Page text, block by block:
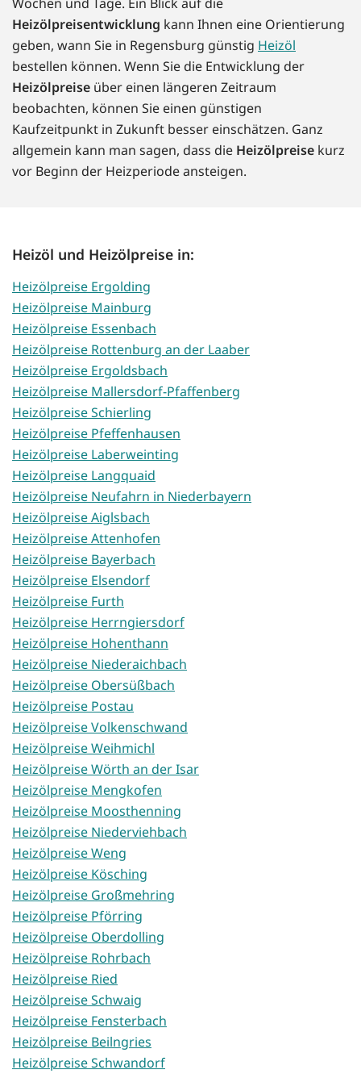
Heizölpreisentwicklung kann Ihnen eine Orientierung
geben, wann Sie in Regensburg günstig Heizöl
bestellen können. Wenn Sie die Entwicklung der
Heizölpreise über einen längeren Zeitraum
beobachten, können Sie einen günstigen
Kaufzeitpunkt in Zukunft besser einschätzen. Ganz
allgemein kann man sagen, dass die Heizölpreise kurz
vor Beginn der Heizperiode ansteigen.
Heizöl und Heizölpreise in:
Heizölpreise Ergolding
Heizölpreise Mainburg
Heizölpreise Essenbach
Heizölpreise Rottenburg an der Laaber
Heizölpreise Ergoldsbach
Heizölpreise Mallersdorf-Pfaffenberg
Heizölpreise Schierling
Heizölpreise Pfeffenhausen
Heizölpreise Laberweinting
Heizölpreise Langquaid
Heizölpreise Neufahrn in Niederbayern
Heizölpreise Aiglsbach
Heizölpreise Attenhofen
Heizölpreise Bayerbach
Heizölpreise Elsendorf
Heizölpreise Furth
Heizölpreise Herrngiersdorf
Heizölpreise Hohenthann
Heizölpreise Niederaichbach
Heizölpreise Obersüßbach
Heizölpreise Postau
Heizölpreise Volkenschwand
Heizölpreise Weihmichl
Heizölpreise Wörth an der Isar
Heizölpreise Mengkofen
Heizölpreise Moosthenning
Heizölpreise Niederviehbach
Heizölpreise Weng
Heizölpreise Kösching
Heizölpreise Großmehring
Heizölpreise Pförring
Heizölpreise Oberdolling
Heizölpreise Rohrbach
Heizölpreise Ried
Heizölpreise Schwaig
Heizölpreise Fensterbach
Heizölpreise Beilngries
Heizölpreise Schwandorf